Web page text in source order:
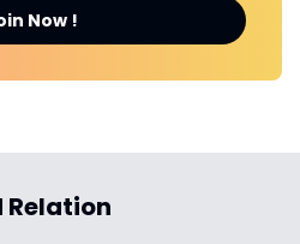
Now !
Relation